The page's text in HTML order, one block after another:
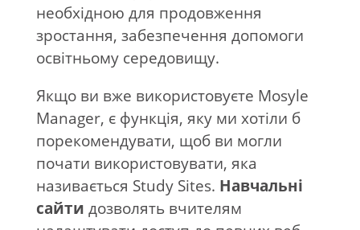
необхідною для продовження
зростання, забезпечення допомоги
освітньому середовищу.
Якщо ви вже використовуєте Mosyle
Manager, є функція, яку ми хотіли б
порекомендувати, щоб ви могли
почати використовувати, яка
називається Study Sites. Навчальні
сайти дозволять вчителям